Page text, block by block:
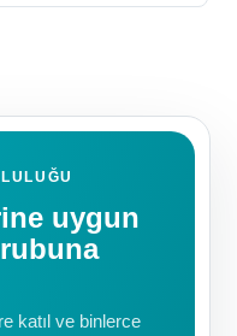
uygun
katıl ve binlerce